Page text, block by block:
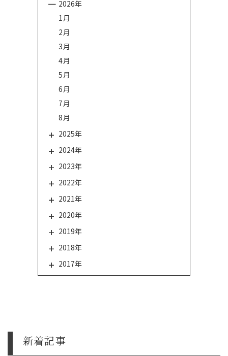
2026年
1月
2月
3月
4月
5月
6月
7月
8月
2025年
2024年
2023年
2022年
2021年
2020年
2019年
2018年
2017年
新着記事